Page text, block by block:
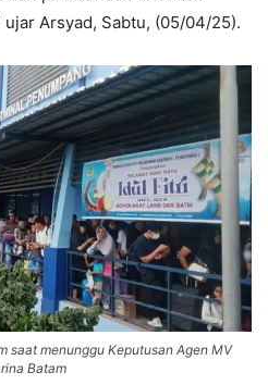
ujar Arsyad, Sabtu, (05/04/25).
saat menunggu Keputusan Agen MV
Batam